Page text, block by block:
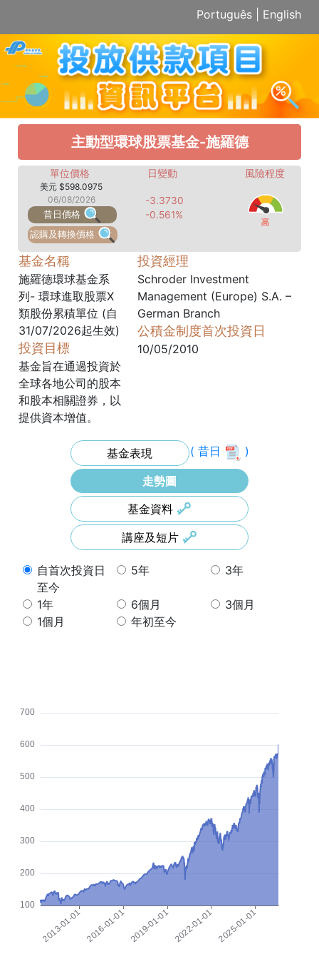
Português English
主動型環球股票基金-施羅德
單位價格 日變動 風險程度
美元 $598.0975
06/08/2026
昔日價格
認購及轉換價格
-3.3730
-0.561%
基金名稱
施羅德環球基金系
列- 環球進取股票X
類股份累積單位 (自
31/07/2026起生效)
投資目標
基金旨在通過投資於
全球各地公司的股本
和股本相關證券，以
提供資本增值。
投資經理
Schroder Investment
Management (Europe) S.A. –
German Branch
公積金制度首次投資日
10/05/2010
基金表現 ( 昔日 )
走勢圖
基金資料
講座及短片
自首次投資日
至今
5年 3年
1年 6個月
3個月
1個月
年初至今